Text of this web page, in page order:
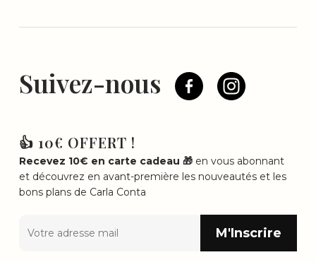
Suivez-nous
👍 10€ OFFERT !
Recevez 10€ en carte cadeau 🎁en vous abonnant
et découvrez en avant-première les nouveautés et les
bons plans de Carla Conta